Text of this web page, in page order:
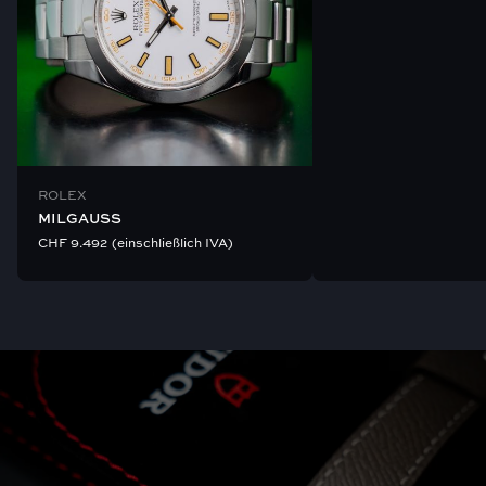
ROLEX
MILGAUSS
CHF9.492 (einschließlich IVA)